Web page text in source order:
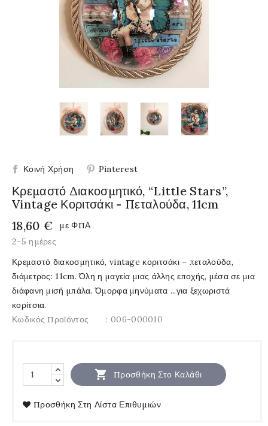
Κοινή Χρήση Pinterest
Κρεμαστό Διακοσμητικό, “little Stars”,
Vintage Κοριτσάκι - Πεταλούδα, 11cm
18,60 €
με ΦΠΑ
2-5 ημέρες
Κρεμαστό διακοσμητικό, vintage κοριτσάκι – πεταλούδα,
διάμετρος: 11cm. Όλη η μαγεία μιας άλλης εποχής, μέσα σε μια
διάφανη μισή μπάλα. Όμορφα μηνύματα ...για ξεχωριστά
κορίτσια.
Κωδικός Προϊόντος
: 006-000010
 Προσθήκη Στο Καλάθι
Προσθήκη Στη Λίστα Επιθυμιών